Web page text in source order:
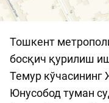
Тошкент
босқич қурилиш
Темур кўчасининг
Юнусобод туман